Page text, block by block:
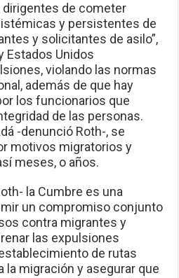
dirigentes de cometer
y persistentes de
y solicitantes de asilo”,
Estados Unidos
violando las normas
además de que hay
los funcionarios que
de las personas.
-denunció Roth-, se
motivos migratorios y
meses, o años.
la Cumbre es una
un compromiso conjunto
contra migrantes y
las expulsiones
de rutas
la migración y asegurar que